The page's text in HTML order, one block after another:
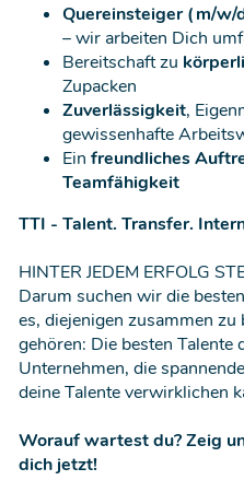
Quereinsteiger (m/w/
– wir arbeiten Dich
Bereitschaft zu
Zupacken
Zuverlässigkeit,
gewissenhafte
Ein freundliches
Teamfähigkeit
TTI - Talent. Transfer.
HINTER JEDEM ERFOLG
Darum suchen wir die
es, diejenigen zusammen
gehören: Die besten Talente
Unternehmen, die
deine Talente verwirklichen
Worauf wartest du? Zeig
dich jetzt!